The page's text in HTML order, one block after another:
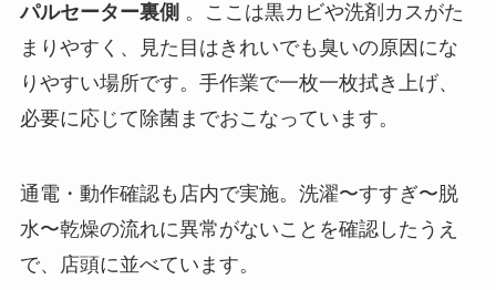
パルセーター裏側 。ここは黒カビや洗剤カスがた
まりやすく、見た目はきれいでも臭いの原因にな
りやすい場所です。手作業で一枚一枚拭き上げ、
必要に応じて除菌までおこなっています。
通電・動作確認も店内で実施。洗濯〜すすぎ〜脱
水〜乾燥の流れに異常がないことを確認したうえ
で、店頭に並べています。